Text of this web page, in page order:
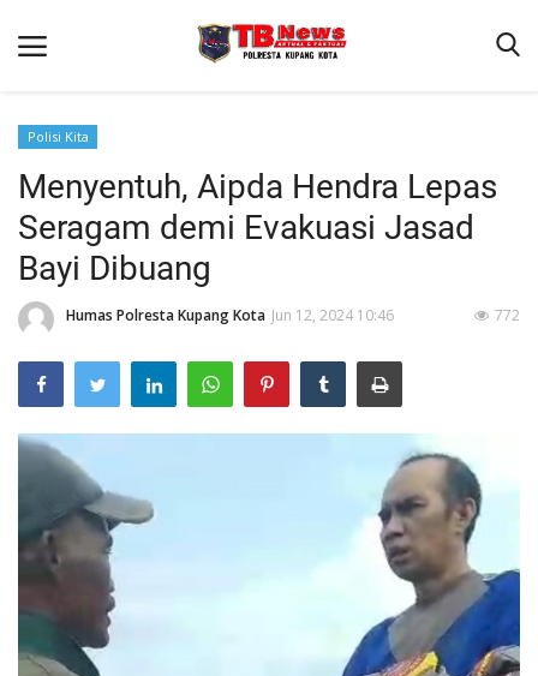
Beranda
Binkam
Terms & Conditions
Reskrim
Lantas
Mitra Polisi
Giat Ops
Polisi Kita
Polisi Kita
Menyentuh, Aipda Hendra Lepas
Seragam demi Evakuasi Jasad
Bayi Dibuang
Humas Polresta Kupang Kota Jun 12, 2024 10:46 772